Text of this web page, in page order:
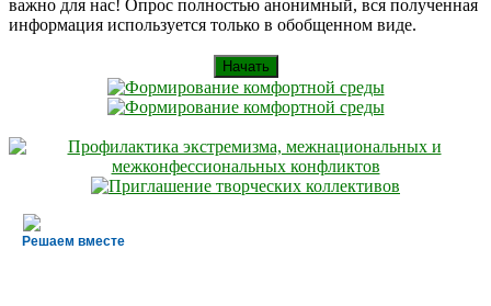
важно для нас! Опрос полностью анонимный, вся полученная
информация используется только в обобщенном виде.
Начать
Решаем вместе